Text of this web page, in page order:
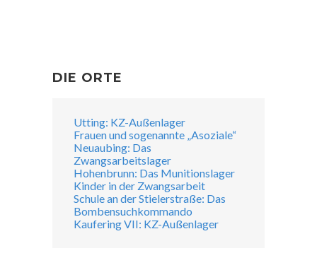
DIE ORTE
Utting: KZ-Außenlager
Frauen und sogenannte „Asoziale“
Neuaubing: Das
Zwangsarbeitslager
Hohenbrunn: Das Munitionslager
Kinder in der Zwangsarbeit
Schule an der Stielerstraße: Das
Bombensuchkommando
Kaufering VII: KZ-Außenlager